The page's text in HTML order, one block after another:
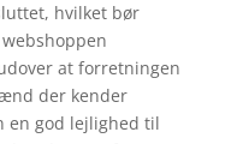
hvilket bør
at forretningen
der kender
en god lejlighed til